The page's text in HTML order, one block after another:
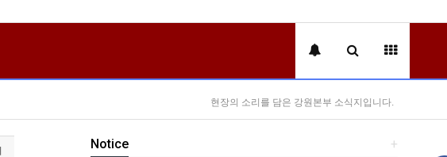
현장의 소리를 담은 강원본부 소식지입니다.
+
Notice